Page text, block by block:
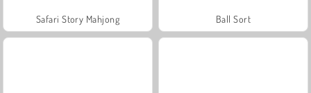
Safari Story Mahjong Ball Sort